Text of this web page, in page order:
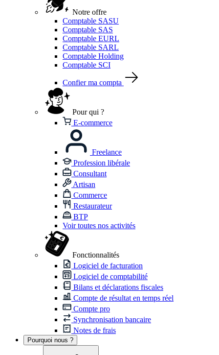
Notre offre
Comptable SASU
Comptable SAS
Comptable EURL
Comptable SARL
Comptable Holding
Comptable SCI
Confier ma compta
Pour qui ?
E-commerce
Freelance
Profession libérale
Consultant
Artisan
Commerce
Restaurateur
BTP
Voir toutes nos activités
Fonctionnalités
Logiciel de facturation
Logiciel de comptabilité
Bilans et déclarations fiscales
Compte de résultat en temps réel
Compte pro
Synchronisation bancaire
Notes de frais
Pourquoi nous ?